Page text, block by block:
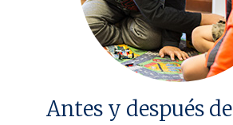
Antes y después de